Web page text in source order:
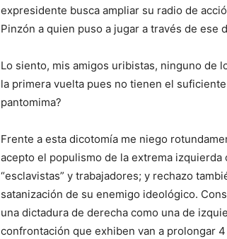
expresidente busca ampliar su radio de
Pinzón a quien puso a jugar a través de ese
Lo siento, mis amigos uribistas, ninguno de
la primera vuelta pues no tienen el
pantomima?
Frente a esta dicotomía me niego
acepto el populismo de la extrema
“esclavistas” y trabajadores; y rechazo
satanización de su enemigo ideológico.
una dictadura de derecha como una de
confrontación que exhiben van a prolongar